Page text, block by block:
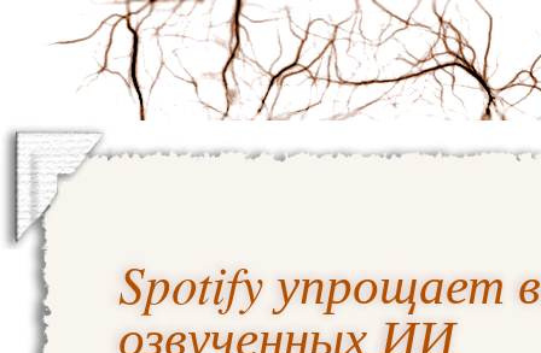
Spotify упрощает
озвученных ИИ